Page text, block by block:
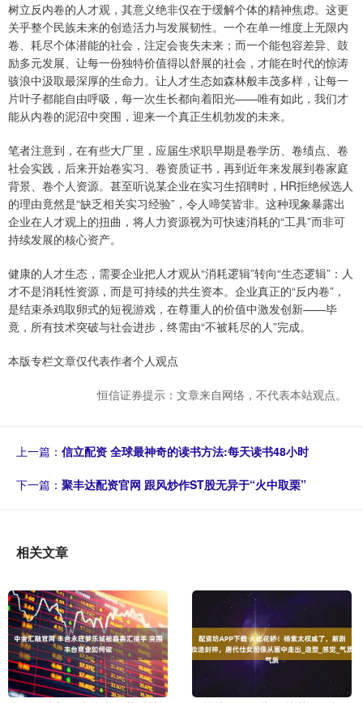
树立反内卷的人才观，其意义绝非仅在于缓解个体的精神焦虑。这更
关乎整个民族未来的创造活力与发展韧性。一个在单一维度上无限内
卷、耗尽个体潜能的社会，注定会丧失未来；而一个能包容差异、鼓
励多元发展、让每一份独特价值得以舒展的社会，才能在时代的惊涛
骇浪中汲取最深厚的生命力。让人才生态如森林般丰茂多样，让每一
片叶子都能自由呼吸，每一次生长都向着阳光——唯有如此，我们才
能从内卷的泥沼中突围，迎来一个真正生机勃发的未来。
笔者注意到，在有些大厂里，应届生求职早期是卷学历、卷绩点、卷
社会实践，后来开始卷实习、卷资质证书，再到近年来发展到卷家庭
背景、卷个人资源。甚至听说某企业在实习生招聘时，HR拒绝候选人
的理由竟然是“缺乏相关实习经验”，令人啼笑皆非。这种现象暴露出
企业在人才观上的扭曲，将人力资源视为可快速消耗的“工具”而非可
持续发展的核心资产。
健康的人才生态，需要企业把人才观从“消耗逻辑”转向“生态逻辑”：人
才不是消耗性资源，而是可持续的共生资本。企业真正的“反内卷”，
是结束杀鸡取卵式的短视游戏，在尊重人的价值中激发创新——毕
竟，所有技术突破与社会进步，终需由“不被耗尽的人”完成。
本版专栏文章仅代表作者个人观点
恒信证券提示：文章来自网络，不代表本站观点。
上一篇： 信立配资 全球最神奇的读书方法:每天读书48小时
下一篇： 聚丰达配资官网 跟风炒作ST股无异于“火中取栗”
相关文章